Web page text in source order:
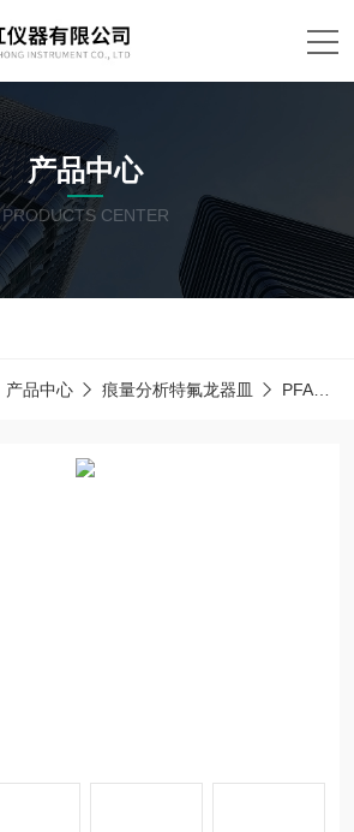
产品中心
PRODUCTS CENTER
产品中心 痕量分析特氟龙器皿 PFA器皿